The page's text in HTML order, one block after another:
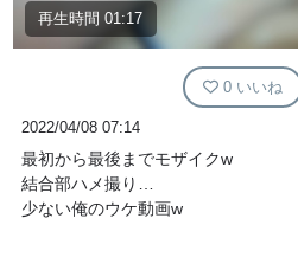
再生時間 01:17
0 いいね
2022/04/08 07:14
最初から最後までモザイクw
結合部ハメ撮り…
少ない俺のウケ動画w